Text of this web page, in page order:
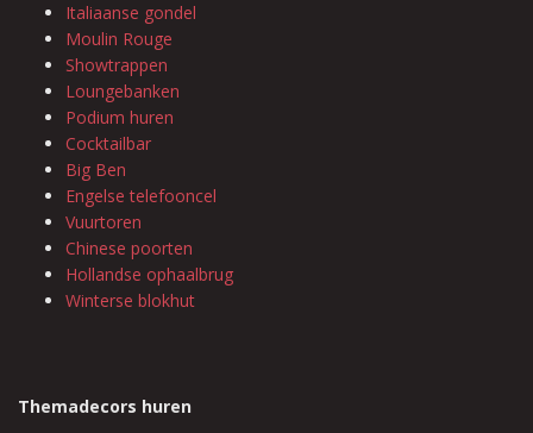
Italiaanse gondel
Moulin Rouge
Showtrappen
Loungebanken
Podium huren
Cocktailbar
Big Ben
Engelse telefooncel
Vuurtoren
Chinese poorten
Hollandse ophaalbrug
Winterse blokhut
Themadecors huren